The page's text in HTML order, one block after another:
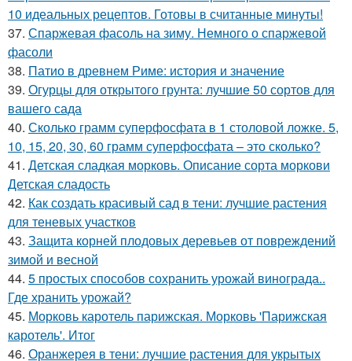
10 идеальных рецептов. Готовы в считанные минуты!
37. Спаржевая фасоль на зиму. Немного о спаржевой
фасоли
38. Патио в древнем Риме: история и значение
39. Огурцы для открытого грунта: лучшие 50 сортов для
вашего сада
40. Сколько грамм суперфосфата в 1 столовой ложке. 5,
10, 15, 20, 30, 60 грамм суперфосфата – это сколько?
41. Детская сладкая морковь. Описание сорта моркови
Детская сладость
42. Как создать красивый сад в тени: лучшие растения
для теневых участков
43. Защита корней плодовых деревьев от повреждений
зимой и весной
44. 5 простых способов сохранить урожай винограда..
Где хранить урожай?
45. Морковь каротель парижская. Морковь 'Парижская
каротель'. Итог
46. Оранжерея в тени: лучшие растения для укрытых